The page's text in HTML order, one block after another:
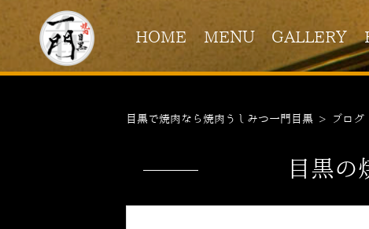
HOME MENU GALLERY
目黒で焼肉なら焼肉うしみつ一門目黒 > ブログ
目黒